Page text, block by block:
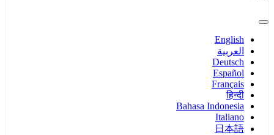
English
العربية
Deutsch
Español
Français
हिन्दी
Bahasa Indonesia
Italiano
日本語